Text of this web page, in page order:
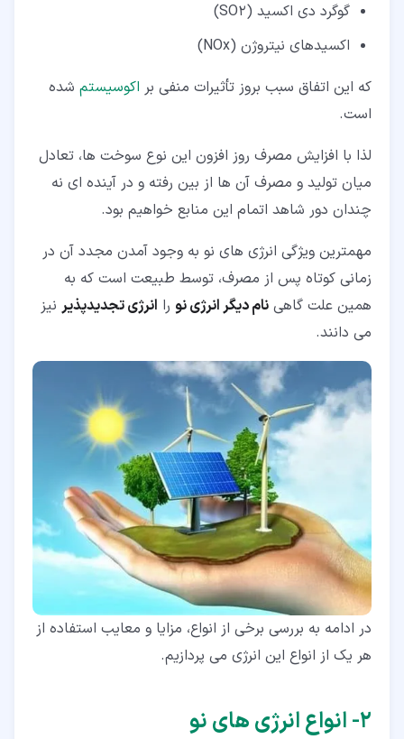
گوگرد دی اکسید (SO2)
اکسیدهای نیتروژن (NOx)
که این اتفاق سبب بروز تأثیرات منفی بر اکوسیستم شده
است.
لذا با افزایش مصرف روز افزون این نوع سوخت ها، تعادل
میان تولید و مصرف آن ها از بین رفته و در آینده ای نه
چندان دور شاهد اتمام این منابع خواهیم بود.
مهمترین ویژگی انرژی های نو به وجود آمدن مجدد آن در
زمانی کوتاه پس از مصرف، توسط طبیعت است که به
همین علت گاهی نام دیگر انرژی نو را انرژی تجدیدپذیر نیز
می دانند.
در ادامه به بررسی برخی از انواع، مزایا و معایب استفاده از
هر یک از انواع این انرژی می پردازیم.
۲‏- انواع انرژی های نو